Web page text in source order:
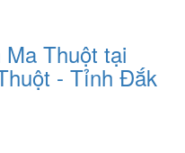
Thuột tại
- Tỉnh Đắk